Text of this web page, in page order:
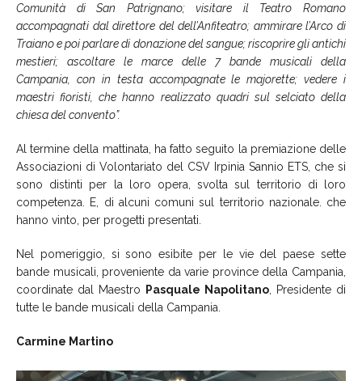
Comunità di San Patrignano; visitare il Teatro Romano
accompagnati dal direttore del dell’Anfiteatro; ammirare l’Arco di
Traiano e poi parlare di donazione del sangue; riscoprire gli antichi
mestieri; ascoltare le marce delle 7 bande musicali della
Campania, con in testa accompagnate le majorette; vedere i
maestri fioristi, che hanno realizzato quadri sul selciato della
chiesa del convento”.
Al termine della mattinata, ha fatto seguito la premiazione delle
Associazioni di Volontariato del CSV Irpinia Sannio ETS, che si
sono distinti per la loro opera, svolta sul territorio di loro
competenza. E, di alcuni comuni sul territorio nazionale. che
hanno vinto, per progetti presentati.
Nel pomeriggio, si sono esibite per le vie del paese sette
bande musicali, proveniente da varie province della Campania,
coordinate dal Maestro Pasquale Napolitano , Presidente di
tutte le bande musicali della Campania.
Carmine Martino